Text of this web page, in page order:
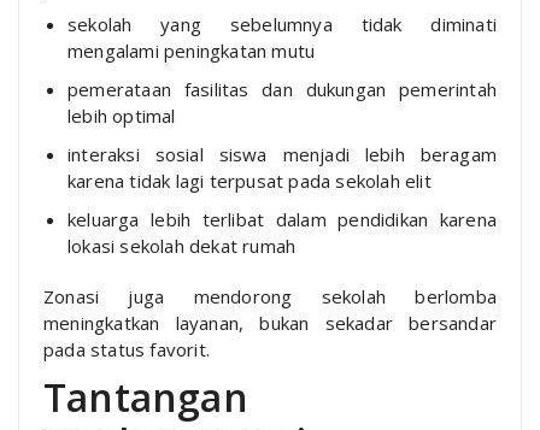
sekolah yang sebelumnya tidak diminati
mengalami peningkatan mutu
pemerataan fasilitas dan dukungan pemerintah
lebih optimal
interaksi sosial siswa menjadi lebih beragam
karena tidak lagi terpusat pada sekolah elit
keluarga lebih terlibat dalam pendidikan karena
lokasi sekolah dekat rumah
Zonasi juga mendorong sekolah berlomba
meningkatkan layanan, bukan sekadar bersandar
pada status favorit.
Tantangan